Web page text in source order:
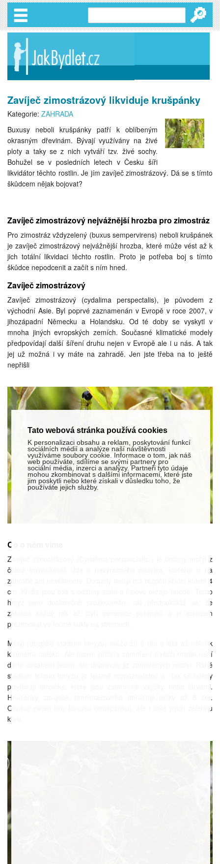
🔎
Zavíječ zimostrázový likviduje krušpánky
Kategorie: ZAHRADA
Buxusy neboli krušpánky patří k oblíbeným
okrasným dřevinám. Bývají využívány na živé
ploty a taky se z nich vytváří tzv. živé sochy.
Bohužel se v posledních letech v Česku šíři
likvidátor těchto rostlin. Je jím zavíječ zimostrázový. Dá se s tímto
škůdcem nějak bojovat?
Zavíječ zimostrázový nejvážnější hrozba pro zimostráz
Pro zimostráz vždyzelený (buxus sempervirens) neboli krušpánek
je zavíječ zimostrázový nejvážnější hrozba, které může vést až k
jich totální likvidaci těchto rostlin. Proto je potřeba boj s tímto
škůdce nepodcenit a začít s ním hned.
Zavíječ zimostrázový
Zavíječ zimostrázový (cydalima perspectalis), je původem z
východní Asie. Byl poprvé zaznamenán v Evropě v roce 2007, v
jihozápadní Německu a Holandsku. Od té doby se vyskytl v
mnoha jiných evropských zemích. Současné klimatické modely
předpovídají další šíření druhu nejen v Evropě ale i u nás. A tak
jej už možná i vy máte na zahradě. Jen jste třeba na to ještě
nepřišli
Co o něm víme
Zavíječ zimostrázový (Cydalima perspectalis ) je drobný motýl z
čeledi travaříkovití. Jde o nevýrazného motýlka, kterého si na
zahradě ani nevšimnete. Dospělý motýl má rozpětí křídel kolem 4
cm. Křídla jsou bílá s odstíny zlaté a fialové okraje hnědé. Tento
hmyz není dostatečně prozkoumán, ale předpokládá se, že
zakládá každý rok až čtyři generace potomků a je schopen
přezimovat ve formě kukly na stromech.
Motýl (dospělé stadium hmyzu) může žít 8 dní a létá až několik
kilometrů daleko. Ale hlavní příčina zamoření našich rostlin není
dána dosahem létání, ale dopravou již zamořených rostlin. Rané
stádium tohoto hmyzu je špatně rozpoznatelné a tak se někdy
prodávají stromky, které jsou zamořené vajíčky nebo larvami.
Housenky zavíječe zimostrázového dorůstají délky až 5 cm.
Okusují nejen listy buxusu (krušpánku), ale i také jejich zelenou
kůru.
Tato webová stránka používá cookies
K personalizaci obsahu a reklam, poskytování funkcí
sociálních médií a analýze naší návštěvnosti
využíváme soubory cookie. Informace o tom, jak náš
web používáte, sdílíme se svými partnery pro
sociální média, inzerci a analýzy. Partneři tyto údaje
mohou zkombinovat s dalšími informacemi, které jste
jim poskytli nebo které získali v důsledku toho, že
používáte jejich služby.